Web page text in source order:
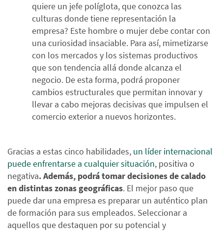
quiere un jefe políglota, que conozca las
culturas donde tiene representación la
empresa? Este hombre o mujer debe contar con
una curiosidad insaciable. Para así, mimetizarse
con los mercados y los sistemas productivos
que son tendencia allá donde alcanza el
negocio. De esta forma, podrá proponer
cambios estructurales que permitan innovar y
llevar a cabo mejoras decisivas que impulsen el
comercio exterior a nuevos horizontes.
Gracias a estas cinco habilidades, un líder internacional
puede enfrentarse a cualquier situación, positiva o
negativa. Además, podrá tomar decisiones de calado
en distintas zonas geográficas. El mejor paso que
puede dar una empresa es preparar un auténtico plan
de formación para sus empleados. Seleccionar a
aquellos que destaquen por su potencial y